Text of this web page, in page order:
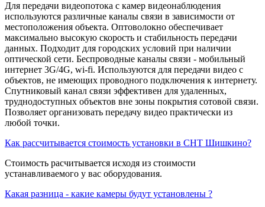
Для передачи видеопотока с камер видеонаблюдения
используются различные каналы связи в зависимости от
местоположения объекта. Оптоволокно обеспечивает
максимально высокую скорость и стабильность передачи
данных. Подходит для городских условий при наличии
оптической сети. Беспроводные каналы связи - мобильный
интернет 3G/4G, wi-fi. Используются для передачи видео с
объектов, не имеющих проводного подключения к интернету.
Спутниковый канал связи эффективен для удаленных,
труднодоступных объектов вне зоны покрытия сотовой связи.
Позволяет организовать передачу видео практически из
любой точки.
Как рассчитывается стоимость установки в СНТ Шишкино?
Стоимость расчитывается исходя из стоимости
устанавливаемого у вас оборудования.
Какая разница - какие камеры будут установлены ?